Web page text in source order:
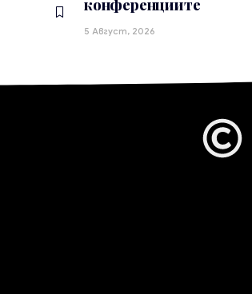
конференциите
5 Август, 2026